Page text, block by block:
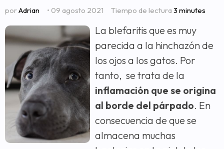
porAdrian • 09 agosto 2021 Tiempo de lectura 3 minutes
La blefaritis que es muy
parecida a la hinchazón de
los ojos a los gatos. Por
tanto, se trata de la
inflamación que se origina
al borde del párpado. En
consecuencia de que se
almacena muchas